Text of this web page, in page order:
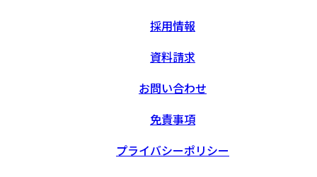
採用情報
資料請求
お問い合わせ
免責事項
プライバシーポリシー